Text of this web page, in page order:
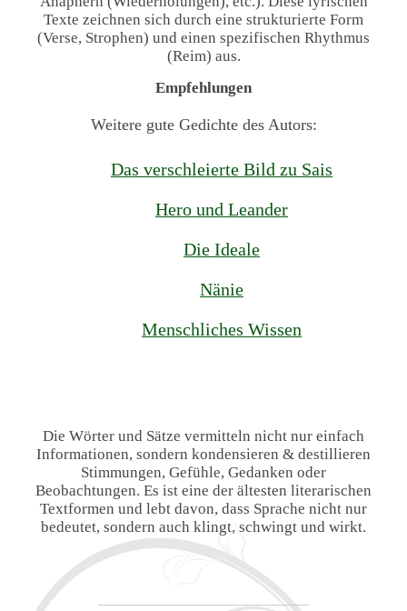
Texte zeichnen sich durch eine strukturierte Form
(Verse, Strophen) und einen spezifischen Rhythmus
(Reim) aus.
Empfehlungen
Weitere gute Gedichte des Autors:
Das verschleierte Bild zu Sais
Hero und Leander
Die Ideale
Nänie
Menschliches Wissen
Die Wörter und Sätze vermitteln nicht nur einfach
Informationen, sondern kondensieren & destillieren
Stimmungen, Gefühle, Gedanken oder
Beobachtungen. Es ist eine der ältesten literarischen
Textformen und lebt davon, dass Sprache nicht nur
bedeutet, sondern auch klingt, schwingt und wirkt.